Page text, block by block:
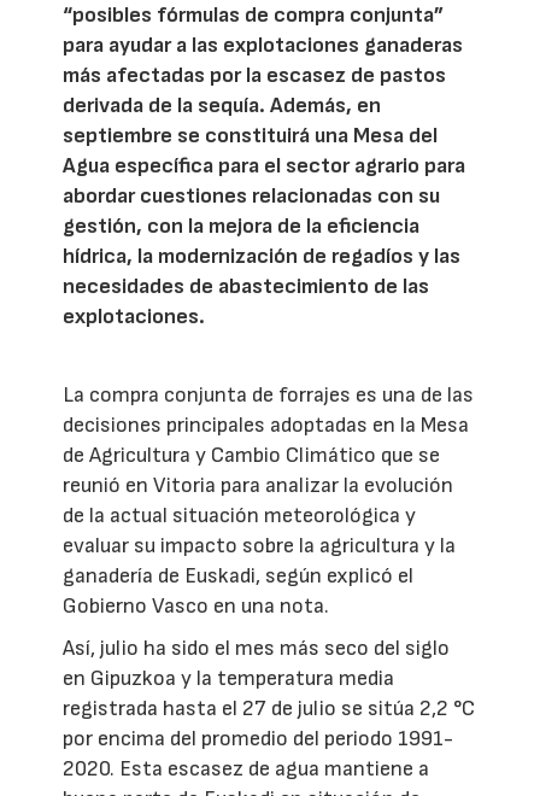
“posibles fórmulas de compra conjunta”
para ayudar a las explotaciones ganaderas
más afectadas por la escasez de pastos
derivada de la sequía. Además, en
septiembre se constituirá una Mesa del
Agua específica para el sector agrario para
abordar cuestiones relacionadas con su
gestión, con la mejora de la eficiencia
hídrica, la modernización de regadíos y las
necesidades de abastecimiento de las
explotaciones.
La compra conjunta de forrajes es una de las
decisiones principales adoptadas en la Mesa
de Agricultura y Cambio Climático que se
reunió en Vitoria para analizar la evolución
de la actual situación meteorológica y
evaluar su impacto sobre la agricultura y la
ganadería de Euskadi, según explicó el
Gobierno Vasco en una nota.
Así, julio ha sido el mes más seco del siglo
en Gipuzkoa y la temperatura media
registrada hasta el 27 de julio se sitúa 2,2 °C
por encima del promedio del periodo 1991-
2020. Esta escasez de agua mantiene a